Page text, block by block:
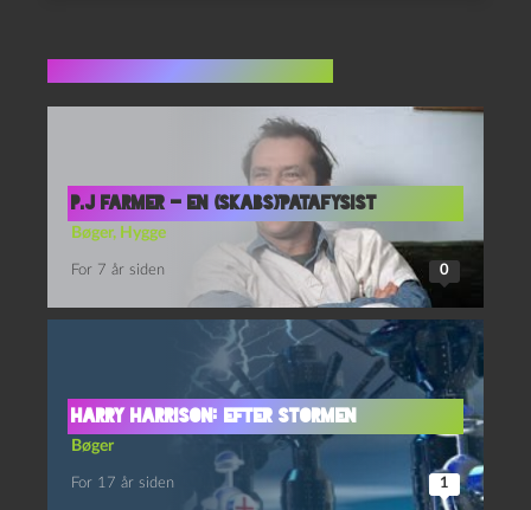
P.J Farmer – en (skabs)’patafysist
Bøger, Hygge
For 7 år siden 0
Harry Harrison: Efter stormen
Bøger
For 17 år siden 1